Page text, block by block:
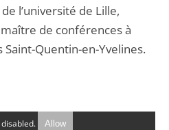
l’université de Lille,
de conférences à
Saint-Quentin-en-Yvelines.
Allow